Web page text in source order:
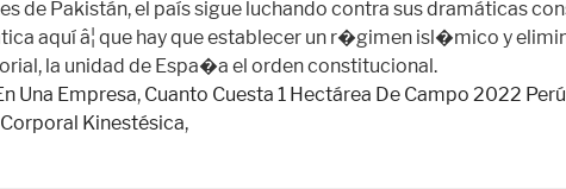
Una Empresa, Cuanto Cuesta 1 Hectárea De Campo 2022 Perú
Kinestésica,